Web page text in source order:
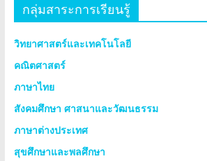
กลุ่มสาระการเรียนรู้
วิทยาศาสตร์และเทคโนโลยี
คณิตศาสตร์
ภาษาไทย
สังคมศึกษา ศาสนาและวัฒนธรรม
ภาษาต่างประเทศ
สุขศึกษาและพลศึกษา